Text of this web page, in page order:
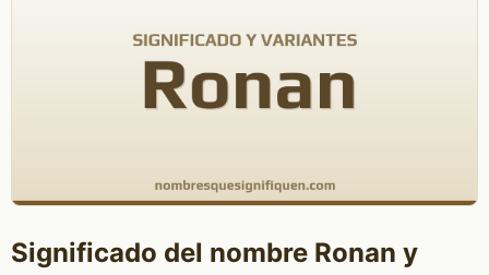
Significado del nombre Ronan y